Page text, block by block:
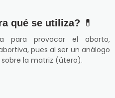
qué se utiliza? 💊
para provocar el aborto,
pues al ser un análogo
la matriz (útero).